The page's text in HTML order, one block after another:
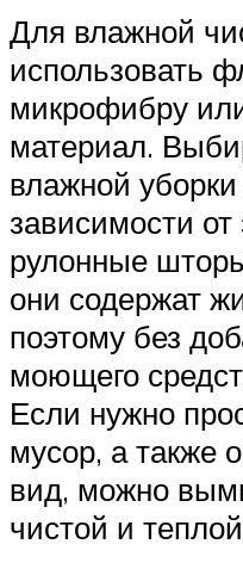
Для влажной
использовать
микрофибру
материал.
влажной
зависимости от
рулонные
они содержат
поэтому без
моющего
Если нужно
мусор, а также
вид, можно
чистой и